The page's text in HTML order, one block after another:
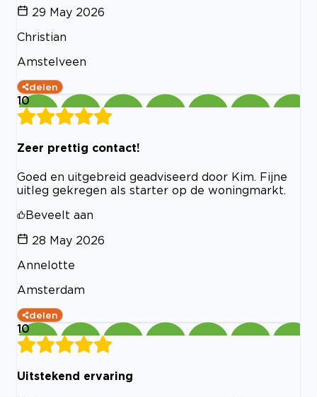
29 May 2026
Christian
Amstelveen
delen
10
Zeer prettig contact!
Goed en uitgebreid geadviseerd door Kim. Fijne
uitleg gekregen als starter op de woningmarkt.
Beveelt aan
28 May 2026
Annelotte
Amsterdam
delen
10
Uitstekend ervaring